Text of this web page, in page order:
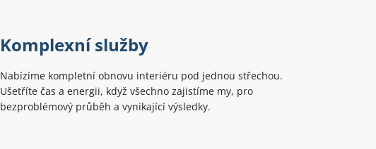
Komplexní služby
Nabízíme kompletní obnovu interiéru pod jednou střechou.
Ušetříte čas a energii, když všechno zajistíme my, pro
bezproblémový průběh a vynikající výsledky.